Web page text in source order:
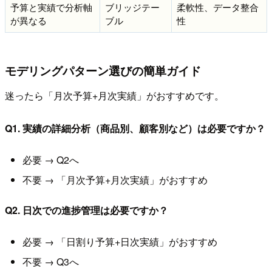
予算と実績で分析軸
が異なる
ブリッジテー
ブル
柔軟性、データ整合
性
モデリングパターン選びの簡単ガイド
迷ったら「月次予算+月次実績」がおすすめです。
Q1. 実績の詳細分析（商品別、顧客別など）は必要ですか？
必要 → Q2へ
不要 → 「月次予算+月次実績」がおすすめ
Q2. 日次での進捗管理は必要ですか？
必要 → 「日割り予算+日次実績」がおすすめ
不要 → Q3へ